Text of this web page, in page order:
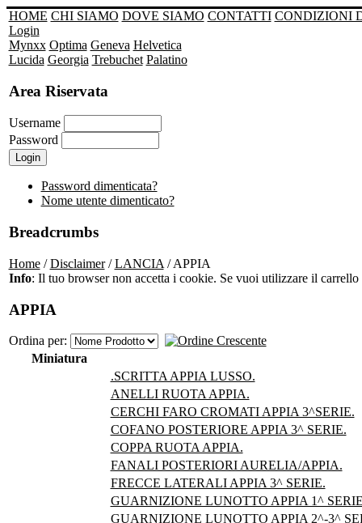
HOME CHI SIAMO DOVE SIAMO CONTATTI CONDIZIONI
Login
Mynxx Optima Geneva Helvetica
Lucida Georgia Trebuchet Palatino
Area Riservata
Username
Password
Password dimenticata?
Nome utente dimenticato?
Breadcrumbs
Home/Disclaimer/LANCIA / APPIA
Info: Il tuo browser non accetta i cookie. Se vuoi utilizzare il
APPIA
Ordina per:
Miniatura
.SCRITTA APPIA LUSSO.
ANELLI RUOTA APPIA.
CERCHI FARO CROMATI APPIA 3^SERIE.
COFANO POSTERIORE APPIA 3^ SERIE.
COPPA RUOTA APPIA.
FANALI POSTERIORI AURELIA/APPIA.
FRECCE LATERALI APPIA 3^ SERIE.
GUARNIZIONE LUNOTTO APPIA 1^
GUARNIZIONE LUNOTTO APPIA 2^-3^